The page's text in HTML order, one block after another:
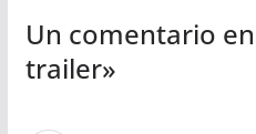
Un comentario
trailer»